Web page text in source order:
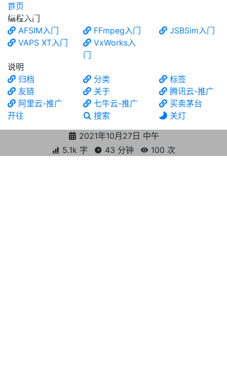
食铁兽
首页
编程入门
AFSIM入门
FFmpeg入门
JSBSim入门
VAPS XT入门
VxWorks入
门
说明
归档
分类
标签
友链
关于
腾讯云-推广
阿里云-推广
七牛云-推广
买卖茅台
开往
搜索
关灯
2021年10月27日 中午
5.1k 字
43 分钟 100 次